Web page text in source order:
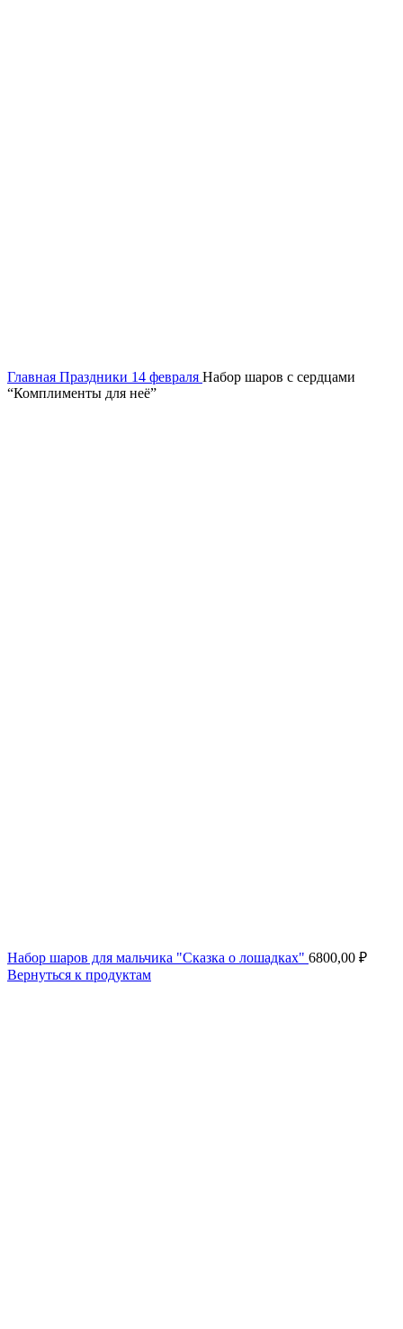
Главная Праздники 14 февраля Набор шаров с сердцами
“Комплименты для неё”
Набор шаров для мальчика "Сказка о лошадках" 6800,00 ₽
Вернуться к продуктам